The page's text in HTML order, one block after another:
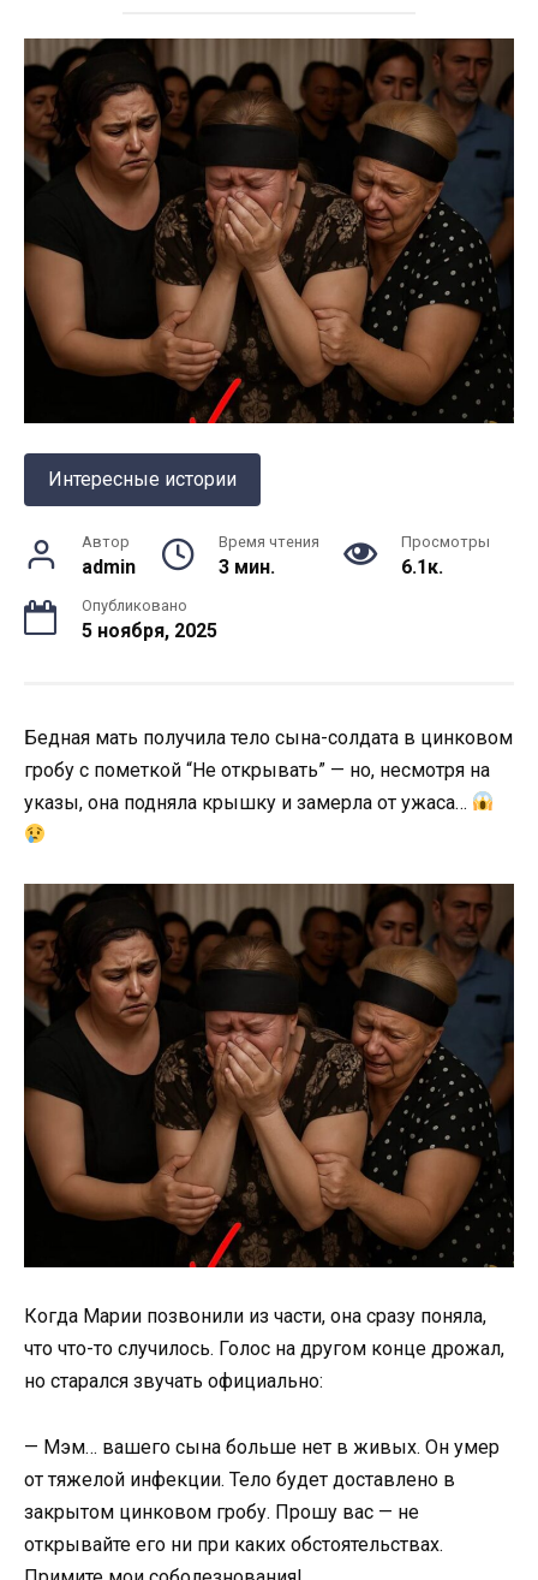
Интересные истории
Автор
admin
Время чтения
3 мин.
Просмотры
6.1к.
Опубликовано
5 ноября, 2025
Бедная мать получила тело сына-солдата в цинковом
гробу с пометкой “Не открывать” — но, несмотря на
указы, она подняла крышку и замерла от ужаса…
Когда Марии позвонили из части, она сразу поняла,
что что-то случилось. Голос на другом конце дрожал,
но старался звучать официально:
— Мэм… вашего сына больше нет в живых. Он умер
от тяжелой инфекции. Тело будет доставлено в
закрытом цинковом гробу. Прошу вас — не
открывайте его ни при каких обстоятельствах.